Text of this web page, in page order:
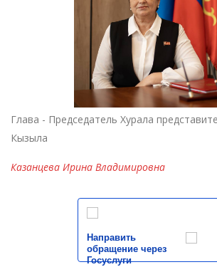
Глава - Председатель Хурала
Кызыла
Казанцева Ирина Владимировна
Направить
обращение через
Госуслуги